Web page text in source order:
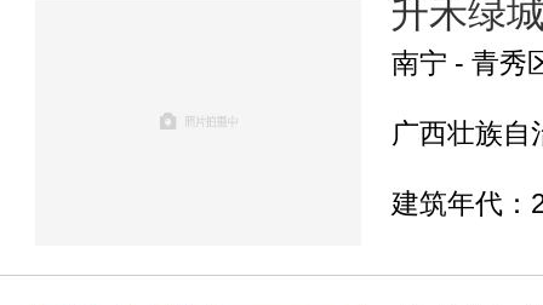
升禾绿
南宁 - 青秀
广西壮族自
建筑年代：